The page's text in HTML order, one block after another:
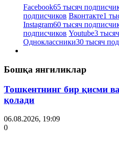
Facebook65 тысяч
подписчиков Вконтакте1
Instagram60 тысяч
подписчиков Youtube3
Одноклассники30 тысяч
Бошқа янгиликлар
Тошкентнинг бир қисми
қолади
06.08.2026, 19:09
0